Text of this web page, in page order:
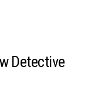
Detective